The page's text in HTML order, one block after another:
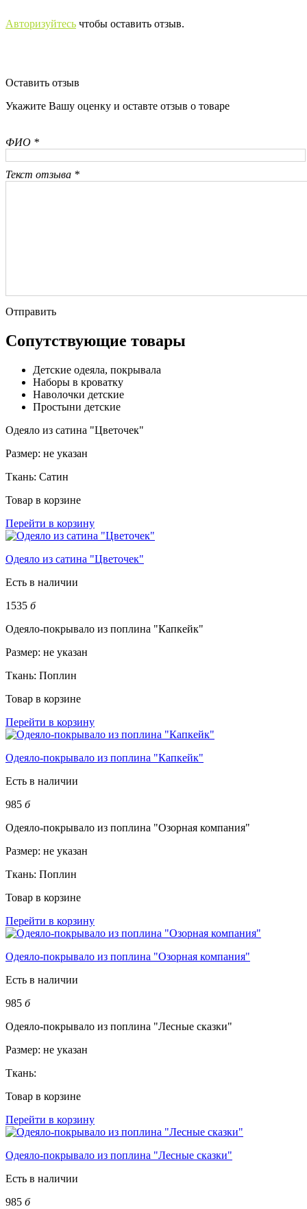
Авторизуйтесь чтобы оставить отзыв.
Оставить отзыв
Укажите Вашу оценку и оставте отзыв о товаре
ФИО *
Текст отзыва *
Отправить
Сопутствующие товары
Детские одеяла, покрывала
Наборы в кроватку
Наволочки детские
Простыни детские
Одеяло из сатина "Цветочек"
Размер: не указан
Ткань: Сатин
Товар в корзине
Перейти в корзину
Одеяло из сатина "Цветочек"
Есть в наличии
1535 б
Одеяло-покрывало из поплина "Капкейк"
Размер: не указан
Ткань: Поплин
Товар в корзине
Перейти в корзину
Одеяло-покрывало из поплина "Капкейк"
Есть в наличии
985 б
Одеяло-покрывало из поплина "Озорная компания"
Размер: не указан
Ткань: Поплин
Товар в корзине
Перейти в корзину
Одеяло-покрывало из поплина "Озорная компания"
Есть в наличии
985 б
Одеяло-покрывало из поплина "Лесные сказки"
Размер: не указан
Ткань:
Товар в корзине
Перейти в корзину
Одеяло-покрывало из поплина "Лесные сказки"
Есть в наличии
985 б